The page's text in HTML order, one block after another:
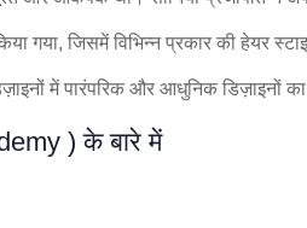
गया, जिसमें विभिन्न प्रकार की हेयर
में पारंपरिक और आधुनिक डिज़ाइनों
) के बारे में